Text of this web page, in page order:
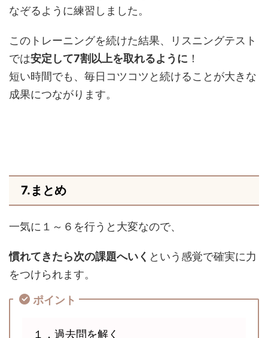
なぞるように練習しました。
このトレーニングを続けた結果、リスニングテスト
では安定して7割以上を取れるように ！
短い時間でも、毎日コツコツと続けることが大きな
成果につながります。
7.まとめ
一気に１～６を行うと大変なので、
慣れてきたら次の課題へいく という感覚で確実に力
をつけられます。
ポイント
１．過去問を解く